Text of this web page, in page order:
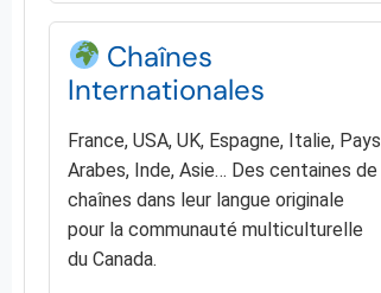
Chaînes
Internationales
France, USA, UK, Espagne, Italie, Pays
Arabes, Inde, Asie… Des centaines de
chaînes dans leur langue originale
pour la communauté multiculturelle
du Canada.